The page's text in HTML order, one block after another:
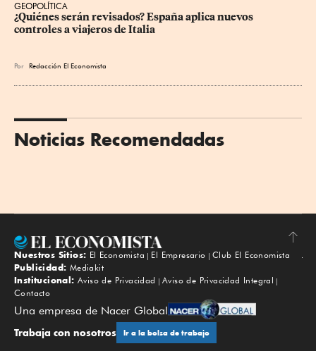
GEOPOLÍTICA
¿Quiénes serán revisados? España aplica nuevos
controles a viajeros de Italia
Por Redacción El Economista
Noticias Recomendadas
Subir
Nuestros Sitios: El Economista El Empresario
Club El Economista
Publicidad: Mediakit
Institucional: Aviso de Privacidad
Aviso de Privacidad Integral
Contacto
Una empresa de Nacer Global
Trabaja con nosotros Ir a la bolsa de trabajo